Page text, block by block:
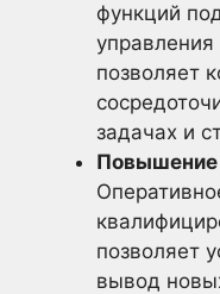
функций
позволяет
задачах и
Повышение
позволяет
вывод